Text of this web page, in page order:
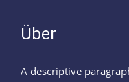
Über
A descriptive